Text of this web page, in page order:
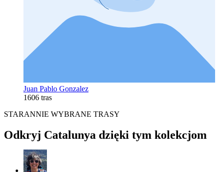
Juan Pablo Gonzalez
1606 tras
STARANNIE WYBRANE TRASY
Odkryj Catalunya dzięki tym kolekcjom